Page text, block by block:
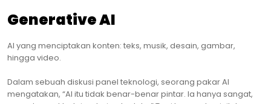
Generative AI
AI yang menciptakan konten: teks, musik, desain, gambar,
hingga video.
Dalam sebuah diskusi panel teknologi, seorang pakar AI
mengatakan, “AI itu tidak benar-benar pintar. Ia hanya sangat,